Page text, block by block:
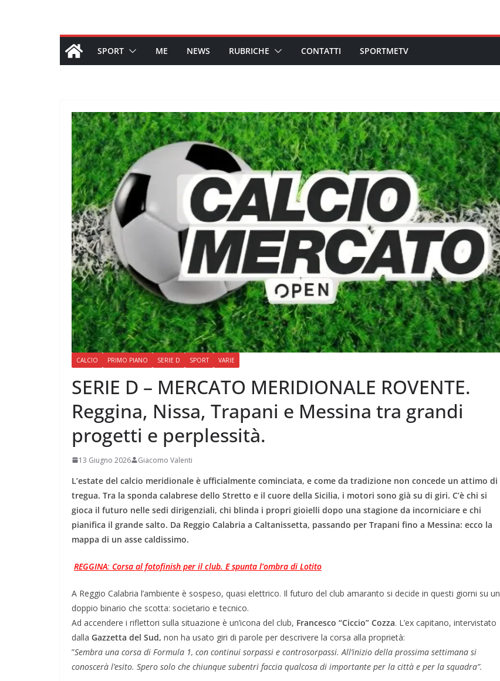
SPORT ME NEWS RUBRICHE CONTATTI SPORTMETV
CALCIO PRIMO PIANO SERIE D SPORT VARIE
SERIE D – MERCATO MERIDIONALE ROVENTE.
Reggina, Nissa, Trapani e Messina tra grandi
progetti e perplessità.
13 Giugno 2026 Giacomo Valenti
L’estate del calcio meridionale è ufficialmente cominciata, e come da tradizione non concede un attimo di
tregua. Tra la sponda calabrese dello Stretto e il cuore della Sicilia, i motori sono già su di giri. C’è chi si
gioca il futuro nelle sedi dirigenziali, chi blinda i propri gioielli dopo una stagione da incorniciare e chi
pianifica il grande salto. Da Reggio Calabria a Caltanissetta, passando per Trapani fino a Messina: ecco la
mappa di un asse caldissimo.
REGGINA: Corsa al fotofinish per il club. E spunta l’ombra di Lotito
​A Reggio Calabria l’ambiente è sospeso, quasi elettrico. Il futuro del club amaranto si decide in questi giorni su un
doppio binario che scotta: societario e tecnico.
​Ad accendere i riflettori sulla situazione è un’icona del club, Francesco “Ciccio” Cozza. L’ex capitano, intervistato
dalla Gazzetta del Sud, non ha usato giri di parole per descrivere la corsa alla proprietà:
​”Sembra una corsa di Formula 1, con continui sorpassi e controsorpassi. All’inizio della prossima settimana si
conoscerà l’esito. Spero solo che chiunque subentri faccia qualcosa di importante per la città e per la squadra”.